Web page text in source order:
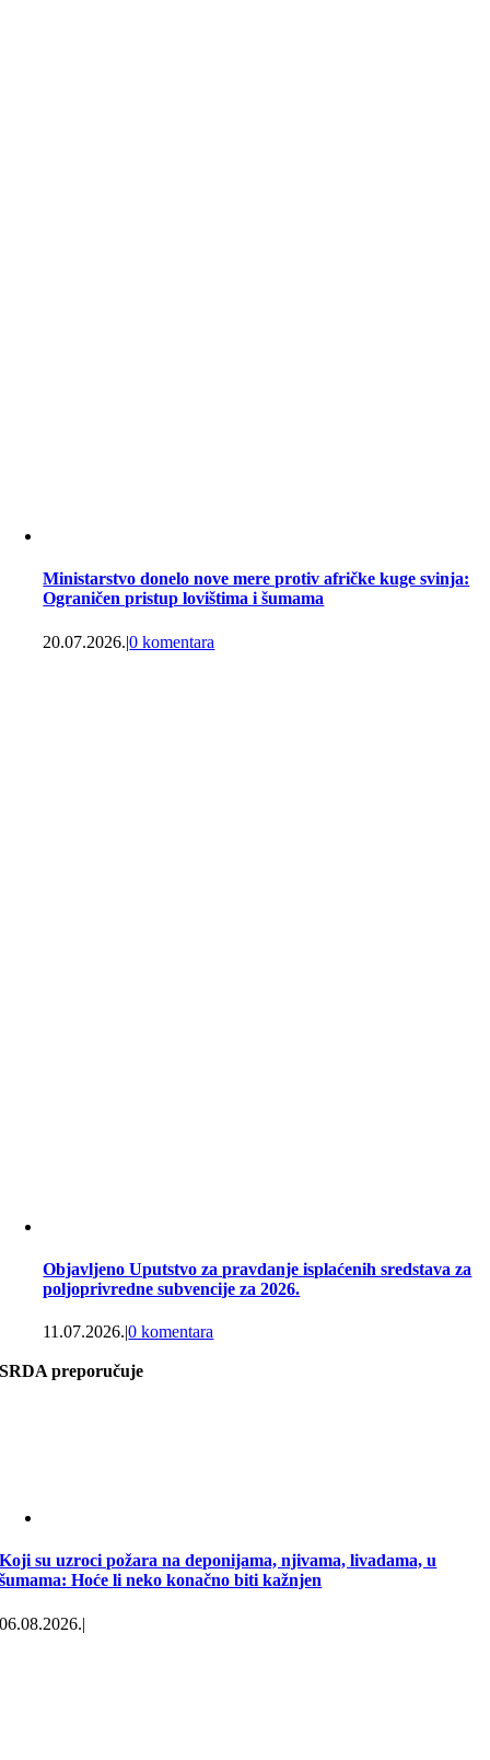
Ministarstvo donelo nove mere protiv afričke kuge svinja:
Ograničen pristup lovištima i šumama
20.07.2026.|0 komentara
Objavljeno Uputstvo za pravdanje isplaćenih sredstava za
poljoprivredne subvencije za 2026.
11.07.2026.|0 komentara
SRDA preporučuje
Koji su uzroci požara na deponijama, njivama, livadama, u
šumama: Hoće li neko konačno biti kažnjen
06.08.2026.|